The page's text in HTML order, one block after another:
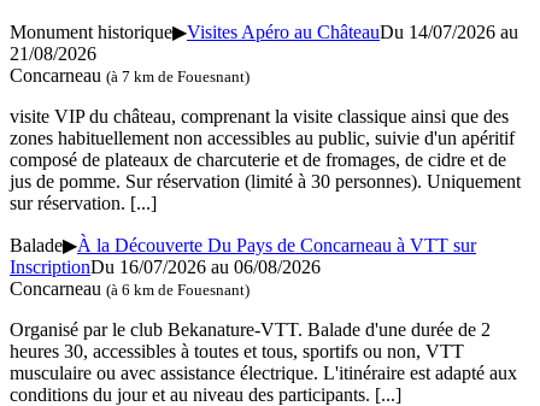
Monument historique▶Visites Apéro au ChâteauDu 14/07/2026 au
21/08/2026
Concarneau (à 7 km de Fouesnant)
visite VIP du château, comprenant la visite classique ainsi que des
zones habituellement non accessibles au public, suivie d'un apéritif
composé de plateaux de charcuterie et de fromages, de cidre et de
jus de pomme. Sur réservation (limité à 30 personnes). Uniquement
sur réservation. [...]
Balade▶À la Découverte Du Pays de Concarneau à VTT sur
InscriptionDu 16/07/2026 au 06/08/2026
Concarneau (à 6 km de Fouesnant)
Organisé par le club Bekanature-VTT. Balade d'une durée de 2
heures 30, accessibles à toutes et tous, sportifs ou non, VTT
musculaire ou avec assistance électrique. L'itinéraire est adapté aux
conditions du jour et au niveau des participants. [...]